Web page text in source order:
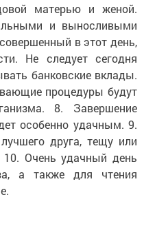
матерью и женой.
и выносливыми
в этот день,
Не следует сегодня
банковские вклады.
процедуры будут
8. Завершение
особенно удачным. 9.
друга, тещу или
10. Очень удачный день
а также для чтения